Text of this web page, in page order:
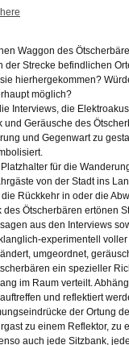
here
Waggon des
der Strecke befindlichen
hierhergekommen?
möglich?
Interviews, die
Geräusche des
und Gegenwart zu
für die
von der Stadt ins
Rückkehr in oder die
des Ötscherbären ertönen
aus den Interviews
experimentell
umgeordnet,
ein spezieller
im Raum verteilt.
und reflektiert
der Ortung
zu einem Reflektor, zu
auch jede Sitzbank,